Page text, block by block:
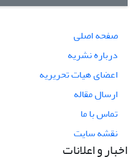
صفحه اصلی
درباره نشریه
اعضای هیات تحریریه
ارسال مقاله
تماس با ما
نقشه سایت
اخبار و اعلانات